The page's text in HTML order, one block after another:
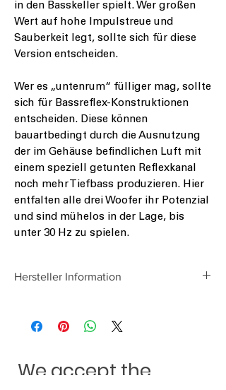
in den Basskeller spielt. Wer großen
Wert auf hohe Impulstreue und
Sauberkeit legt, sollte sich für diese
Version entscheiden.
Wer es „untenrum“ fülliger mag, sollte
sich für Bassreflex-Konstruktionen
entscheiden. Diese können
bauartbedingt durch die Ausnutzung
der im Gehäuse befindlichen Luft mit
einem speziell getunten Reflexkanal
noch mehr Tiefbass produzieren. Hier
entfalten alle drei Woofer ihr Potenzial
und sind mühelos in der Lage, bis
unter 30 Hz zu spielen.
Hersteller Information
Am Breilingsweg 3
We accept the